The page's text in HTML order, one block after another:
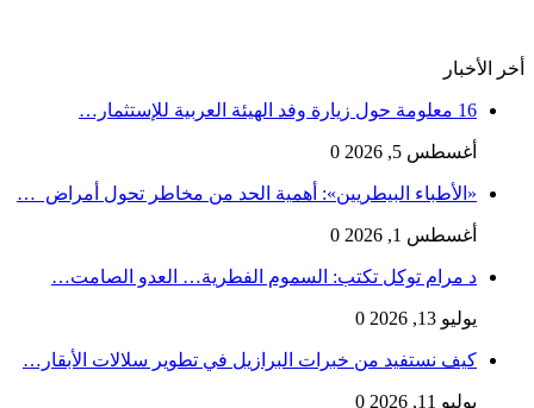
أخر الأخبار
16 معلومة حول زيارة وفد الهيئة العربية للإستثمار…
أغسطس 5, 2026 0
«الأطباء البيطريين»: أهمية الحد من مخاطر تحول أمراض …
أغسطس 1, 2026 0
د مرام توكل تكتب: السموم الفطرية… العدو الصامت…
يوليو 13, 2026 0
كيف نستفيد من خبرات البرازيل في تطوير سلالات الأبقار…
يوليو 11, 2026 0